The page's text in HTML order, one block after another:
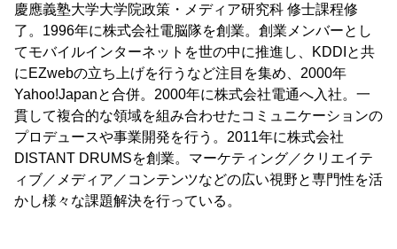
慶應義塾大学大学院政策・メディア研究科 修士課程修
了。1996年に株式会社電脳隊を創業。創業メンバーとし
てモバイルインターネットを世の中に推進し、KDDIと共
にEZwebの立ち上げを行うなど注目を集め、2000年
Yahoo!Japanと合併。2000年に株式会社電通へ入社。一
貫して複合的な領域を組み合わせたコミュニケーションの
プロデュースや事業開発を行う。2011年に株式会社
DISTANT DRUMSを創業。マーケティング／クリエイテ
ィブ／メディア／コンテンツなどの広い視野と専門性を活
かし様々な課題解決を行っている。